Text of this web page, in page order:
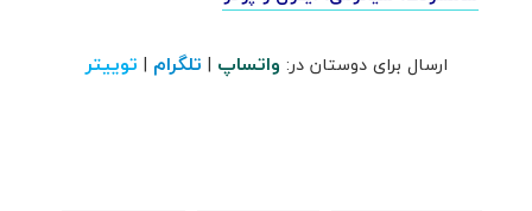
ارسال برای دوستان در: واتساپ | تلگرام | توییتر